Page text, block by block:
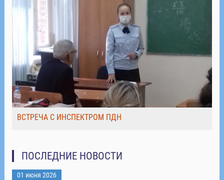
ВСТРЕЧА С ИНСПЕКТРОМ ПДН
ПОСЛЕДНИЕ НОВОСТИ
01 июня 2026